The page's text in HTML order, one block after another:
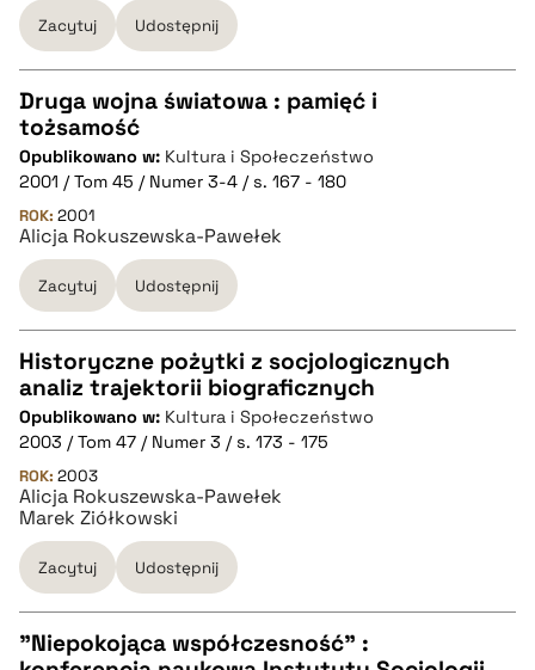
BIBTEX
pobierz cytat
Zacytuj Udostępnij
CZYSTY TEKST
pobierz cytat
BIBTEX
pobierz cytat
Druga wojna światowa : pamięć i
tożsamość
Opublikowano w: Kultura i Społeczeństwo
2001 / Tom 45 / Numer 3-4 / s. 167 - 180
ROK: 2001
Alicja Rokuszewska-Pawełek
Zacytuj Udostępnij
CZYSTY TEKST
pobierz cytat
BIBTEX
pobierz cytat
Historyczne pożytki z socjologicznych
analiz trajektorii biograficznych
Opublikowano w: Kultura i Społeczeństwo
2003 / Tom 47 / Numer 3 / s. 173 - 175
ROK: 2003
Alicja Rokuszewska-Pawełek
Marek Ziółkowski
Zacytuj Udostępnij
"Niepokojąca współczesność" :